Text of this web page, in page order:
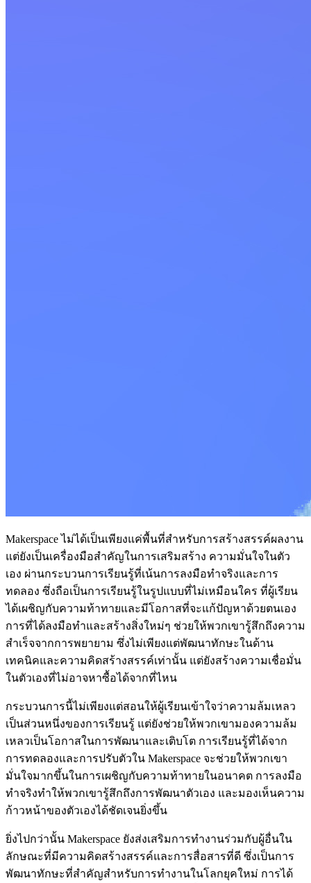
Makerspace ไม่ได้เป็นเพียงแค่พื้นที่สำหรับการสร้างสรรค์ผลงาน
แต่ยังเป็นเครื่องมือสำคัญในการเสริมสร้าง ความมั่นใจในตัว
เอง ผ่านกระบวนการเรียนรู้ที่เน้นการลงมือทำจริงและการ
ทดลอง ซึ่งถือเป็นการเรียนรู้ในรูปแบบที่ไม่เหมือนใคร ที่ผู้เรียน
ได้เผชิญกับความท้าทายและมีโอกาสที่จะแก้ปัญหาด้วยตนเอง
การที่ได้ลงมือทำและสร้างสิ่งใหม่ๆ ช่วยให้พวกเขารู้สึกถึงความ
สำเร็จจากการพยายาม ซึ่งไม่เพียงแต่พัฒนาทักษะในด้าน
เทคนิคและความคิดสร้างสรรค์เท่านั้น แต่ยังสร้างความเชื่อมั่น
ในตัวเองที่ไม่อาจหาซื้อได้จากที่ไหน
กระบวนการนี้ไม่เพียงแต่สอนให้ผู้เรียนเข้าใจว่าความล้มเหลว
เป็นส่วนหนึ่งของการเรียนรู้ แต่ยังช่วยให้พวกเขามองความล้ม
เหลวเป็นโอกาสในการพัฒนาและเติบโต การเรียนรู้ที่ได้จาก
การทดลองและการปรับตัวใน Makerspace จะช่วยให้พวกเขา
มั่นใจมากขึ้นในการเผชิญกับความท้าทายในอนาคต การลงมือ
ทำจริงทำให้พวกเขารู้สึกถึงการพัฒนาตัวเอง และมองเห็นความ
ก้าวหน้าของตัวเองได้ชัดเจนยิ่งขึ้น
ยิ่งไปกว่านั้น Makerspace ยังส่งเสริมการทำงานร่วมกับผู้อื่นใน
ลักษณะที่มีความคิดสร้างสรรค์และการสื่อสารที่ดี ซึ่งเป็นการ
พัฒนาทักษะที่สำคัญสำหรับการทำงานในโลกยุคใหม่ การได้